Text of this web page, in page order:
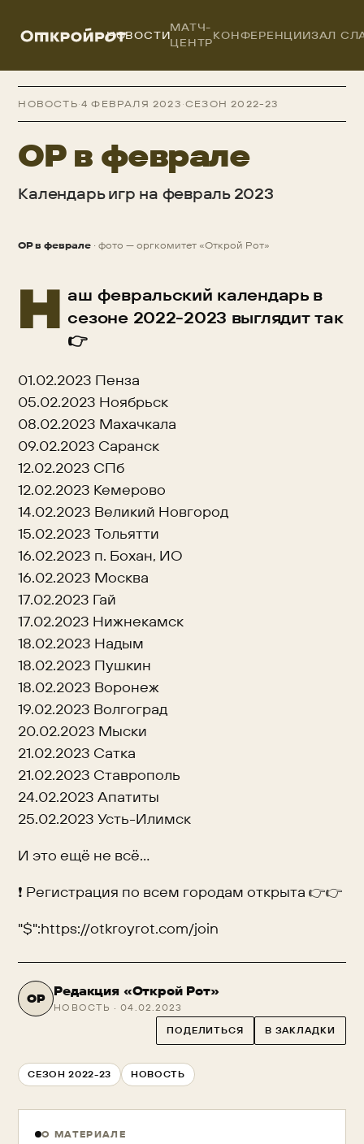
НОВОСТИ
МАТЧ-
ЦЕНТР
КОНФЕРЕНЦИИЗАЛ
НОВОСТЬ·4 ФЕВРАЛЯ 2023 ·СЕЗОН 2022-23
ОР в феврале
Календарь игр на февраль 2023
ОР в феврале · фото — оргкомитет «Открой Рот»
Н аш февральский календарь в
сезоне 2022-2023 выглядит так
👉
01.02.2023 Пенза
05.02.2023 Ноябрьск
08.02.2023 Махачкала
09.02.2023 Саранск
12.02.2023 СПб
12.02.2023 Кемерово
14.02.2023 Великий Новгород
15.02.2023 Тольятти
16.02.2023 п. Бохан, ИО
16.02.2023 Москва
17.02.2023 Гай
17.02.2023 Нижнекамск
18.02.2023 Надым
18.02.2023 Пушкин
18.02.2023 Воронеж
19.02.2023 Волгоград
20.02.2023 Мыски
21.02.2023 Сатка
21.02.2023 Ставрополь
24.02.2023 Апатиты
25.02.2023 Усть-Илимск
И это ещё не всё...
❗ Регистрация по всем городам открыта 👉👉
"$":https://otkroyrot.com/join
ОР Редакция «Открой Рот»
НОВОСТЬ · 04.02.2023
ПОДЕЛИТЬСЯ
В ЗАКЛАДКИ
СЕЗОН 2022-23 НОВОСТЬ
О МАТЕРИАЛЕ